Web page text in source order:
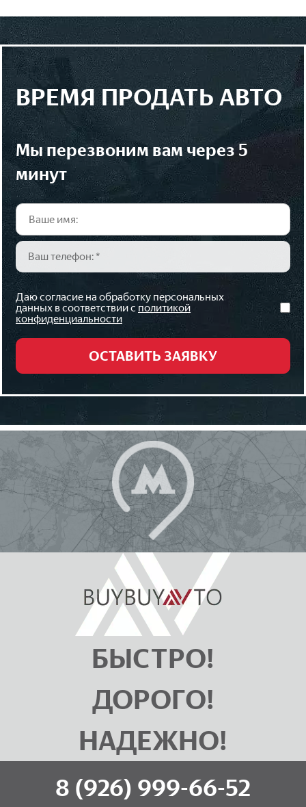
ВРЕМЯ ПРОДАТЬ АВТО
мы перезвоним вам через 5
минут
Даю согласие на обработку персональных
данных в соответствии с политикой
конфиденциальности
БЫСТРО!
ДОРОГО!
НАДЕЖНО!
8 (926) 999-66-52